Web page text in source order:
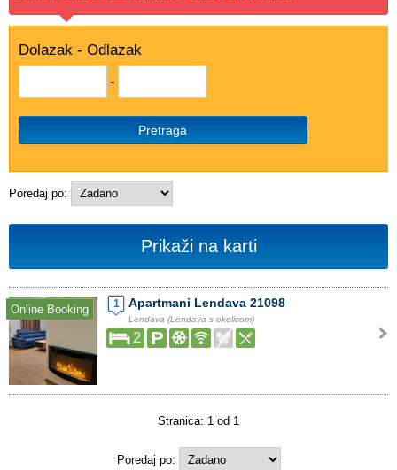
Dolazak - Odlazak
-
Pretraga
Poredaj po:
Prikaži na karti
Online Booking 1 Apartmani Lendava 21098
Lendava (Lendava s okolicom)
2
Stranica: 1 od 1
Poredaj po: